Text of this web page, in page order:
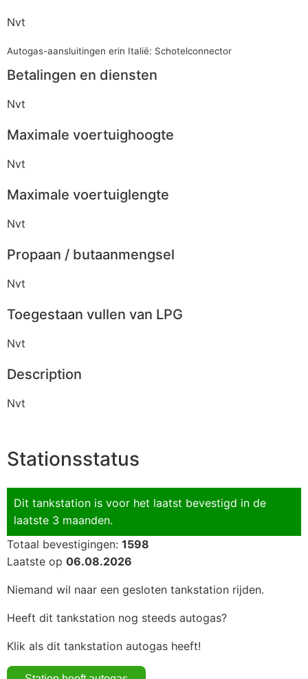
Nvt
Autogas-aansluitingen erin Italië: Schotelconnector
Betalingen en diensten
Nvt
Maximale voertuighoogte
Nvt
Maximale voertuiglengte
Nvt
Propaan / butaanmengsel
Nvt
Toegestaan vullen van LPG
Nvt
Description
Nvt
Stationsstatus
Dit tankstation is voor het laatst bevestigd in de
laatste 3 maanden.
Totaal bevestigingen: 1598
Laatste op 06.08.2026
Niemand wil naar een gesloten tankstation rijden.
Heeft dit tankstation nog steeds autogas?
Klik als dit tankstation autogas heeft!